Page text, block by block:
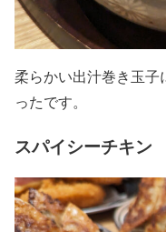
柔らかい出汁巻き玉
ったです。
スパイシーチキン